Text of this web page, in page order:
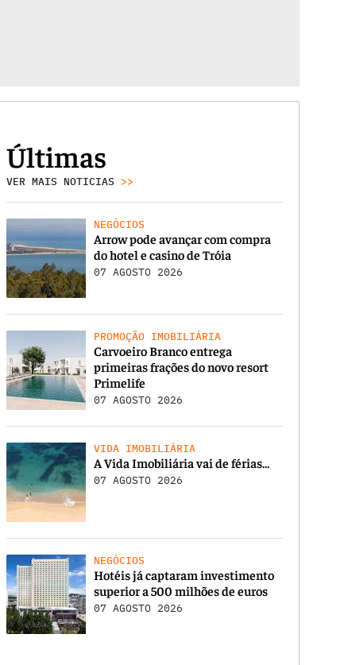
Últimas
VER MAIS NOTICIAS >>
NEGÓCIOS
Arrow pode avançar com compra
do hotel e casino de Tróia
07 AGOSTO 2026
PROMOÇÃO IMOBILIÁRIA
Carvoeiro Branco entrega
primeiras frações do novo resort
Primelife
07 AGOSTO 2026
VIDA IMOBILIÁRIA
A Vida Imobiliária vai de férias…
07 AGOSTO 2026
NEGÓCIOS
Hotéis já captaram investimento
superior a 500 milhões de euros
07 AGOSTO 2026